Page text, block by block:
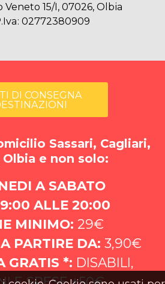
Veneto 15/I, 07026, Olbia
02772380909
DI CONSEGNA
Sassari, Cagliari,
e non solo:
A SABATO
ALLE 20:00
MINIMO: 29€
PARTIRE DA: 3,90€
GRATIS *: DISABILI,